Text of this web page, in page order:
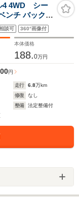
4 4WD シー
ンチ バックカ
コンフォー
シー
談可 360°画像付
本体価格
188.0万円
円
走行 6.8万km
修復
なし
整備
法定整備付